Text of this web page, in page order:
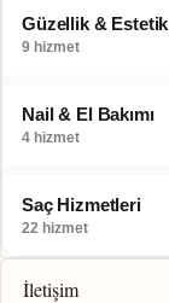
Güzellik & Estetik
9 hizmet
Nail & El Bakımı
4 hizmet
Saç Hizmetleri
22 hizmet
İletişim